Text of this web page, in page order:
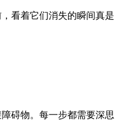
看着它们消失的瞬间真是
碍物。每一步都需要深思